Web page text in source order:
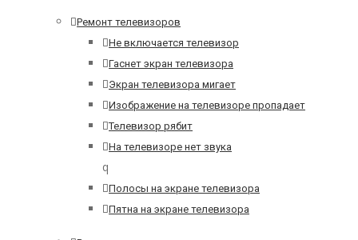
Ремонт телевизоров
Не включается телевизор
Гаснет экран телевизора
Экран телевизора мигает
Изображение на телевизоре пропадает
Телевизор рябит
На телевизоре нет звука
q
Полосы на экране телевизора
Пятна на экране телевизора